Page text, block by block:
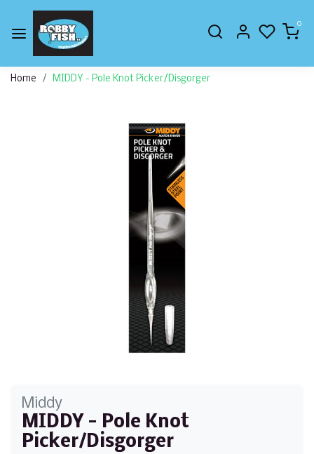
0
Home MIDDY - Pole Knot Picker/Disgorger
Middy
MIDDY - Pole Knot
Picker/Disgorger